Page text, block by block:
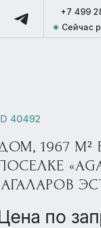
+7 499
Сейчас
40492
1967
по